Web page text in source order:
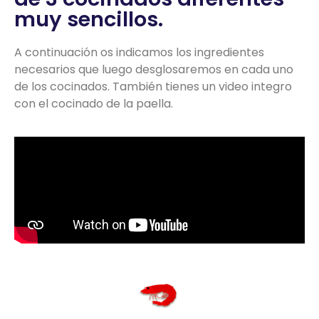
muy sencillos.
A continuación os indicamos los ingredientes
necesarios que luego desglosaremos en cada uno
de los cocinados. También tienes un video integro
con el cocinado de la paella.